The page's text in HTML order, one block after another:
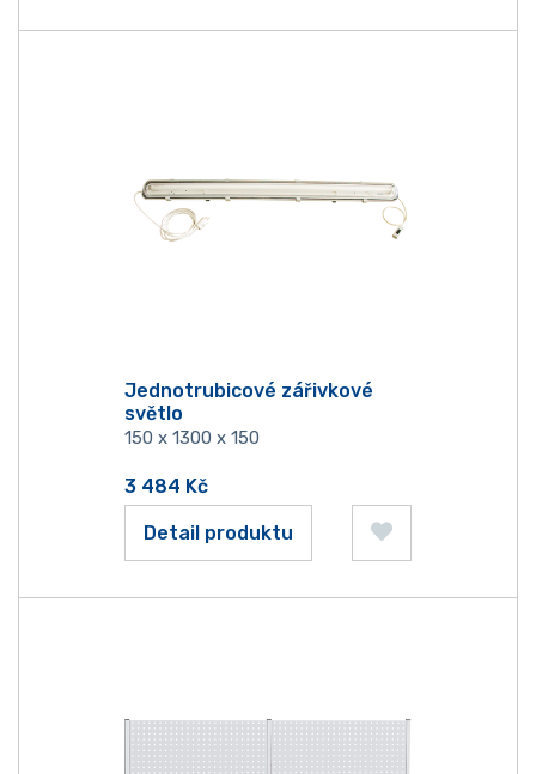
Jednotrubicové zářivkové
světlo
150 x 1300 x 150
3 484 Kč
Detail produktu